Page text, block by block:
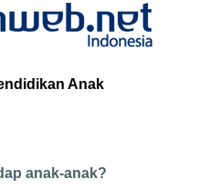
Anak
anak-anak?